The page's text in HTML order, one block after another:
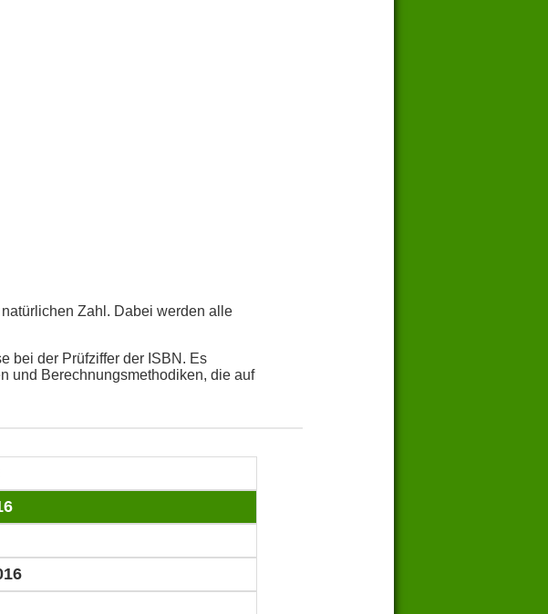
Zahl. Dabei werden alle
bei der Prüfziffer der ISBN. Es
und Berechnungsmethodiken, die auf